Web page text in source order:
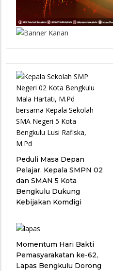
Peduli Masa Depan
Pelajar, Kepala SMPN 02
dan SMAN 5 Kota
Bengkulu Dukung
Kebijakan Komdigi
Momentum Hari Bakti
Pemasyarakatan ke-62,
Lapas Bengkulu Dorong